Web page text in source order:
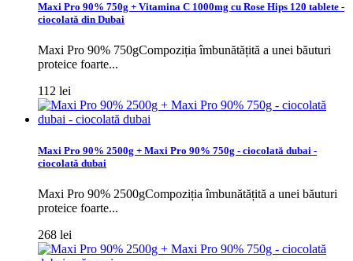
Maxi Pro 90% 750g + Vitamina C 1000mg cu Rose Hips 120 tablete -
ciocolată din Dubai
Maxi Pro 90% 750gCompoziția îmbunătățită a unei băuturi
proteice foarte...
112 lei
Maxi Pro 90% 2500g + Maxi Pro 90% 750g - ciocolată dubai -
ciocolată dubai
Maxi Pro 90% 2500gCompoziția îmbunătățită a unei băuturi
proteice foarte...
268 lei